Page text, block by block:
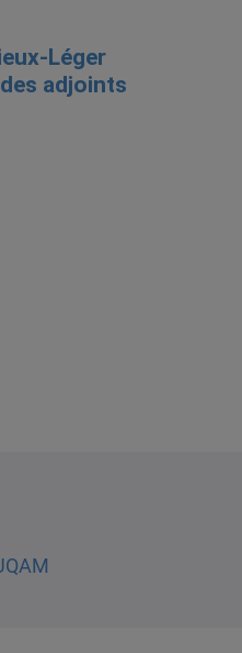
Léger
adjoints